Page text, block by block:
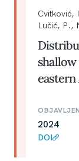
Cvitković,
Lučić, P.,
2024
DOI